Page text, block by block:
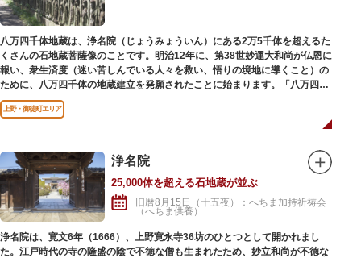
八万四千体地蔵は、浄名院（じょうみょういん）にある2万5千体を超えるた
くさんの石地蔵菩薩像のことです。明治12年に、第38世妙運大和尚が仏恩に
報い、衆生済度（迷い苦しんでいる人々を救い、悟りの境地に導くこと）の
ために、八万四千体の地蔵建立を発願されたことに始まります。「八万四
千」とは仏法で無数の意味を示します。この石地蔵尊は全国各地にも造立さ
れており、これまで約5万体の石地蔵尊が造立され、今も増え続けていま
上野・御徒町エリア
浄名院
25,000体を超える石地蔵が並ぶ
旧暦8月15日（十五夜）：へちま加持祈祷会
（へちま供養）
浄名院は、寛文6年（1666）、上野寛永寺36坊のひとつとして開かれまし
た。江戸時代の寺の隆盛の陰で不徳な僧も生まれたため、妙立和尚が不徳な